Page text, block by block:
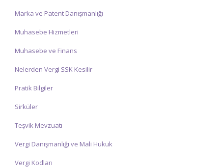
Marka ve Patent Danışmanlığı
Muhasebe Hizmetleri
Muhasebe ve Finans
Nelerden Vergi SSK Kesilir
Pratik Bilgiler
Sirküler
Teşvik Mevzuatı
Vergi Danışmanlığı ve Mali Hukuk
Vergi Kodları